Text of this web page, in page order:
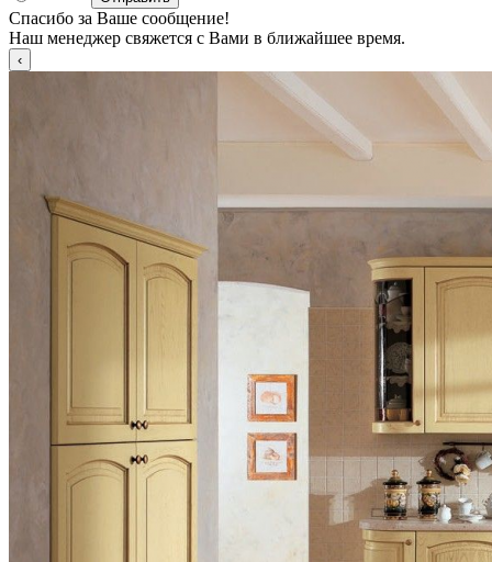
Спасибо за Ваше сообщение!
Наш менеджер свяжется с Вами в ближайшее время.